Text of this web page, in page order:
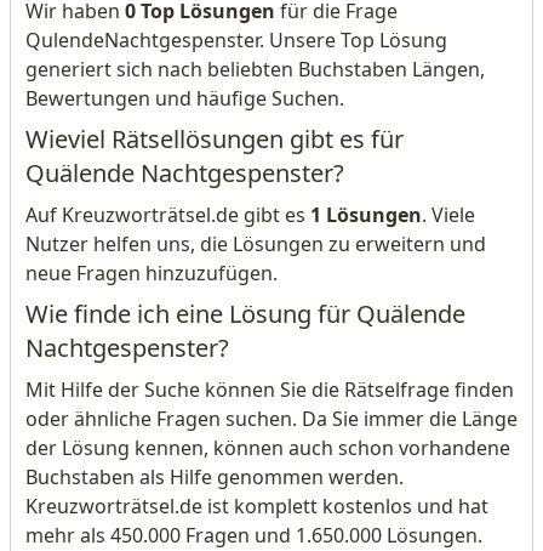
Wir haben 0 Top Lösungen für die Frage
QulendeNachtgespenster. Unsere Top Lösung
generiert sich nach beliebten Buchstaben Längen,
Bewertungen und häufige Suchen.
Wieviel Rätsellösungen gibt es für
Quälende Nachtgespenster?
Auf Kreuzworträtsel.de gibt es 1 Lösungen. Viele
Nutzer helfen uns, die Lösungen zu erweitern und
neue Fragen hinzuzufügen.
Wie finde ich eine Lösung für Quälende
Nachtgespenster?
Mit Hilfe der Suche können Sie die Rätselfrage finden
oder ähnliche Fragen suchen. Da Sie immer die Länge
der Lösung kennen, können auch schon vorhandene
Buchstaben als Hilfe genommen werden.
Kreuzworträtsel.de ist komplett kostenlos und hat
mehr als 450.000 Fragen und 1.650.000 Lösungen.